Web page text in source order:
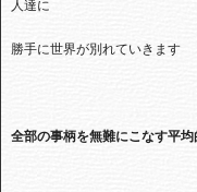
人達に
勝手に世界が別れていきます
全部の事柄を無難にこなす平